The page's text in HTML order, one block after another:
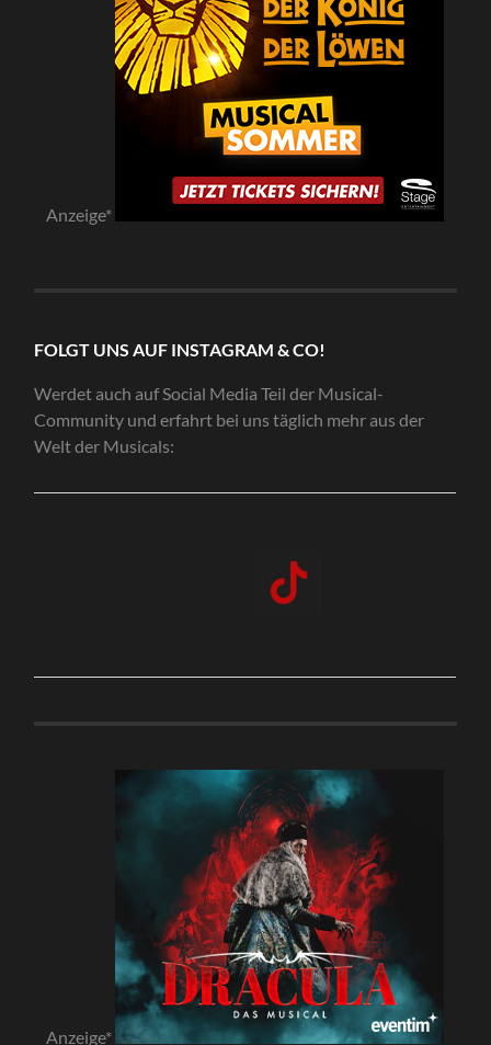
Anzeige*
FOLGT UNS AUF INSTAGRAM & CO!
Werdet auch auf Social Media Teil der Musical-
Community und erfahrt bei uns täglich mehr aus der
Welt der Musicals:
Anzeige*